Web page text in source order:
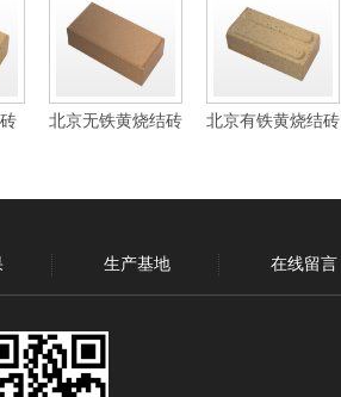
北京无铁黄烧结砖 北京有铁黄烧结砖
生产基地 在线留言